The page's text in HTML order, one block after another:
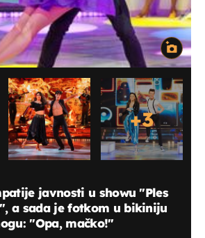
+3
javnosti u showu "Ples
a sada je fotkom u bikiniju
"Opa, mačko!"